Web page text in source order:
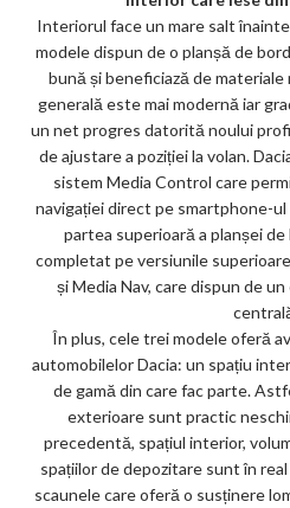
Interiorul face un mare salt
modele dispun de o planșă de
bună și beneficiază de
generală este mai modernă iar
un net progres datorită noului
de ajustare a poziției la volan.
sistem Media Control care
navigației direct pe smartphone-
partea superioară a planșei
completat pe versiunile
și Media Nav, care dispun de
În plus, cele trei modele oferă
automobilelor Dacia: un spațiu
de gamă din care fac parte.
exterioare sunt practic
precedentă, spațiul interior,
spațiilor de depozitare sunt în
scaunele care oferă o susținere